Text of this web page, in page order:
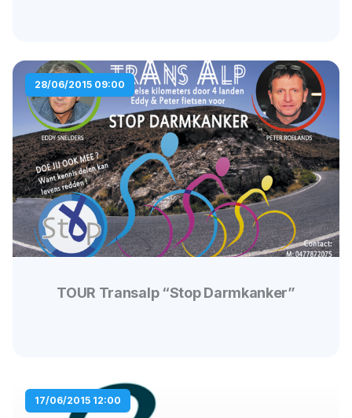
TOUR Transalp “Stop Darmkanker”
28/06/2015 09:00
17/06/2015 12:00